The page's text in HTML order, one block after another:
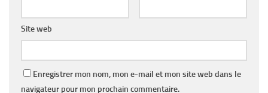
Site web
Enregistrer mon nom, mon e-mail et mon site web dans le
navigateur pour mon prochain commentaire.